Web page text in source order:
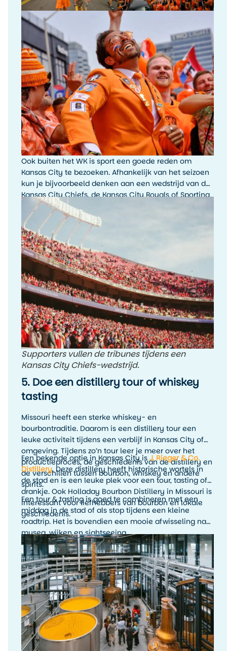
Ook buiten het WK is sport een goede reden om
Kansas City te bezoeken. Afhankelijk van het seizoen
kun je bijvoorbeeld denken aan een wedstrijd van de
Kansas City Chiefs, de Kansas City Royals of Sporting
Kansas City. De sfeer rondom een wedstrijddag, met
fans, tailgating en lokale trots, is typisch Amerikaans.
Supporters vullen de tribunes tijdens een
Kansas City Chiefs-wedstrijd.
5. Doe een distillery tour of whiskey
tasting
Missouri heeft een sterke whiskey- en
bourbontraditie. Daarom is een distillery tour een
leuke activiteit tijdens een verblijf in Kansas City of
omgeving. Tijdens zo’n tour leer je meer over het
productieproces, de geschiedenis van de distillery en
de verschillen tussen bourbon, whiskey en andere
spirits.
Een bekende optie in Kansas City isJ. Rieger & Co.
Distillery. Deze distillery heeft historische wortels in
de stad en is een leuke plek voor een tour, tasting of
drankje. Ook Holladay Bourbon Distillery in Missouri is
interessant voor liefhebbers van bourbon en lokale
geschiedenis.
Een tour & tasting is goed te combineren met een
middag in de stad of als stop tijdens een kleine
roadtrip. Het is bovendien een mooie afwisseling na
musea, wijken en sightseeing.